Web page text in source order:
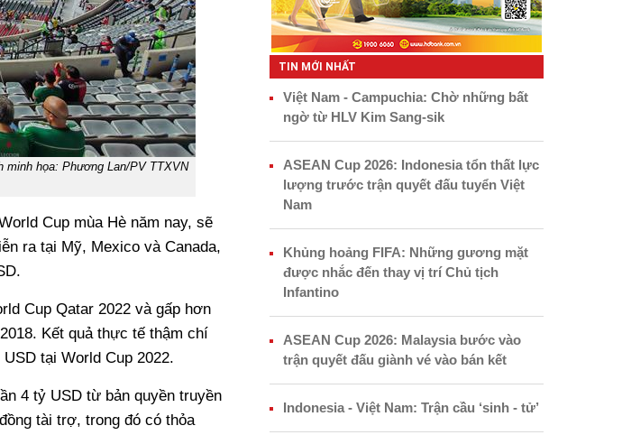
minh họa: Phương Lan/PV TTXVN
Cup mùa Hè năm nay, sẽ
ra tại Mỹ, Mexico và Canada,
Cup Qatar 2022 và gấp hơn
Kết quả thực tế thậm chí
tại World Cup 2022.
4 tỷ USD từ bản quyền truyền
tài trợ, trong đó có thỏa
TIN MỚI NHẤT
Việt Nam - Campuchia: Chờ những bất
ngờ từ HLV Kim Sang-sik
ASEAN Cup 2026: Indonesia tổn thất lực
lượng trước trận quyết đấu tuyển Việt
Nam
Khủng hoảng FIFA: Những gương mặt
được nhắc đến thay vị trí Chủ tịch
Infantino
ASEAN Cup 2026: Malaysia bước vào
trận quyết đấu giành vé vào bán kết
Indonesia - Việt Nam: Trận cầu ‘sinh - tử’